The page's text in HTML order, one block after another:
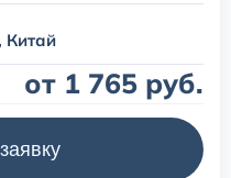
Китай
от 1 765 руб.
монитора
Авента-М